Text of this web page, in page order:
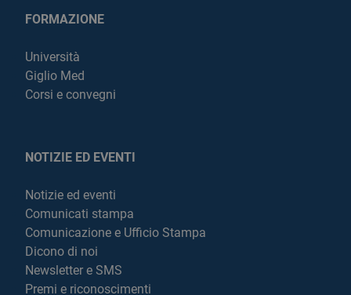
FORMAZIONE
Università
Giglio Med
Corsi e convegni
NOTIZIE ED EVENTI
Notizie ed eventi
Comunicati stampa
Comunicazione e Ufficio Stampa
Dicono di noi
Newsletter e SMS
Premi e riconoscimenti